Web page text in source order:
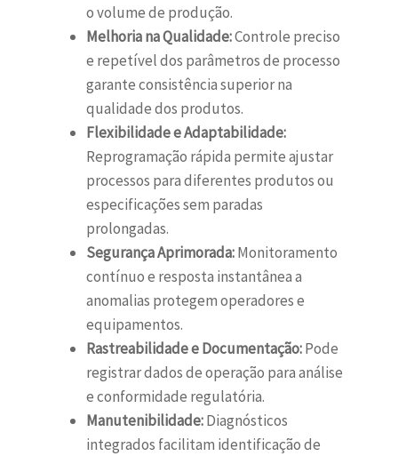
o volume de produção.
Melhoria na Qualidade:Controle preciso
e repetível dos parâmetros de processo
garante consistência superior na
qualidade dos produtos.
Flexibilidade e Adaptabilidade:
Reprogramação rápida permite ajustar
processos para diferentes produtos ou
especificações sem paradas
prolongadas.
Segurança Aprimorada:Monitoramento
contínuo e resposta instantânea a
anomalias protegem operadores e
equipamentos.
Rastreabilidade e Documentação:Pode
registrar dados de operação para análise
e conformidade regulatória.
Manutenibilidade:Diagnósticos
integrados facilitam identificação de